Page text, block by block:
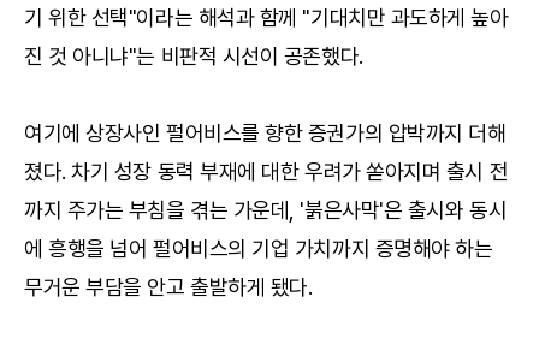
기 위한 선택"이라는 해석과 함께 "기대치만 과도하게 높아
진 것 아니냐"는 비판적 시선이 공존했다.
여기에 상장사인 펄어비스를 향한 증권가의 압박까지 더해
졌다. 차기 성장 동력 부재에 대한 우려가 쏟아지며 출시 전
까지 주가는 부침을 겪는 가운데, '붉은사막'은 출시와 동시
에 흥행을 넘어 펄어비스의 기업 가치까지 증명해야 하는
무거운 부담을 안고 출발하게 됐다.